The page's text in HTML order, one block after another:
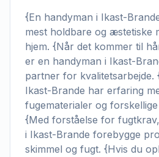
{En handyman i Ikast-
mest holdbare og æstetiske
hjem. {Når det kommer til
er en handyman i Ikast-
partner for kvalitetsarbejde.
Ikast-Brande har erfaring
fugematerialer og
{Med forståelse for
i Ikast-Brande forebygge
skimmel og fugt. {Hvis du